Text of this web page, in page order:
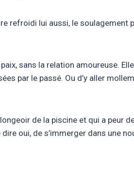
refroidi lui aussi, le
sans la relation amoureuse.
par le passé. Ou d’y aller
de la piscine et qui a peur
oui, de s’immerger dans une